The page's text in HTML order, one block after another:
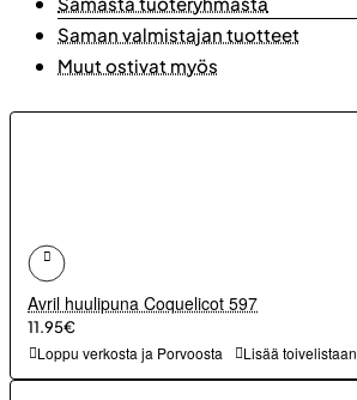
Saman valmistajan tuotteet
Muut ostivat myös
Avril huulipuna Coquelicot 597
11.95€
Loppu verkosta ja Porvoosta Lisää toivelistaan